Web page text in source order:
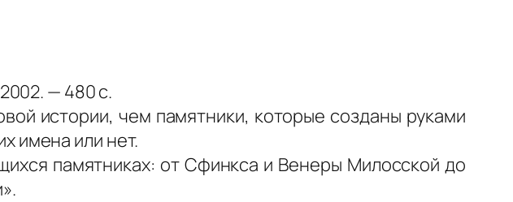
— 480 с.
истории, чем памятники, которые созданы руками
имена или нет.
памятниках: от Сфинкса и Венеры Милосской до